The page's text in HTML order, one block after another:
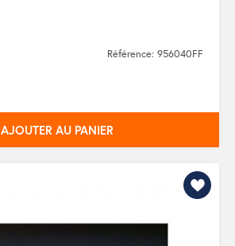
Référence: 956040FF
AJOUTER AU PANIER